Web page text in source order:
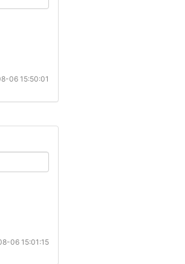
06 15:50:01
06 15:01:15